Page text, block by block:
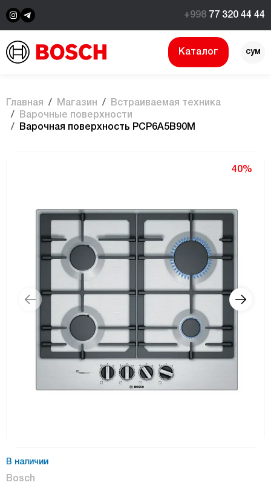
+998 77 320 44 44
Каталог сум
Главная Магазин
Встраиваемая техника
Варочные поверхности
Bарочная поверхность PCP6A5B90M
40%
В наличии
Bosch